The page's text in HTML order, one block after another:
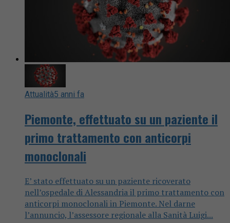
Attualità5 anni fa
Piemonte, effettuato su un paziente il
primo trattamento con anticorpi
monoclonali
E’ stato effettuato su un paziente ricoverato
nell’ospedale di Alessandria il primo trattamento con
anticorpi monoclonali in Piemonte. Nel darne
l’annuncio, l’assessore regionale alla Sanità Luigi...